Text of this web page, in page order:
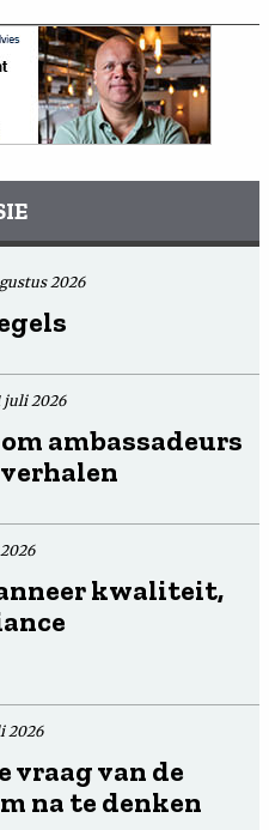
2026
juli 2026
ambassadeurs
kwaliteit,
2026
vraag van de
na te denken